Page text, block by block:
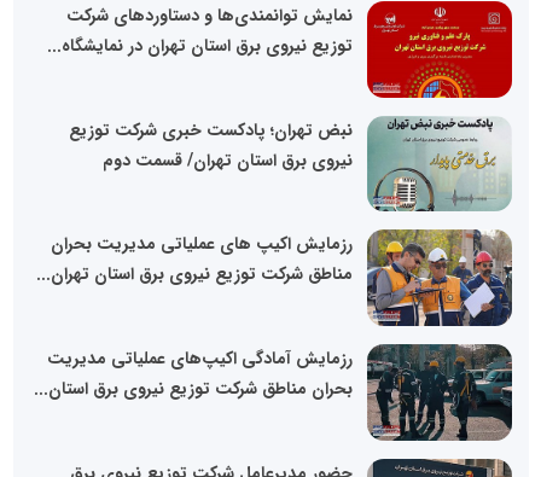
نمایش توانمندی‌ها و دستاوردهای شرکت
توزیع نیروی برق استان تهران در نمایشگاه...
نبض تهران؛ پادکست خبری شرکت توزیع
نیروی برق استان تهران/ قسمت دوم
رزمایش اکیپ های عملیاتی مدیریت بحران
مناطق شرکت توزیع نیروی برق استان تهران...
رزمایش آمادگی اکیپ‌های عملیاتی مدیریت
بحران مناطق شرکت توزیع نیروی برق استان...